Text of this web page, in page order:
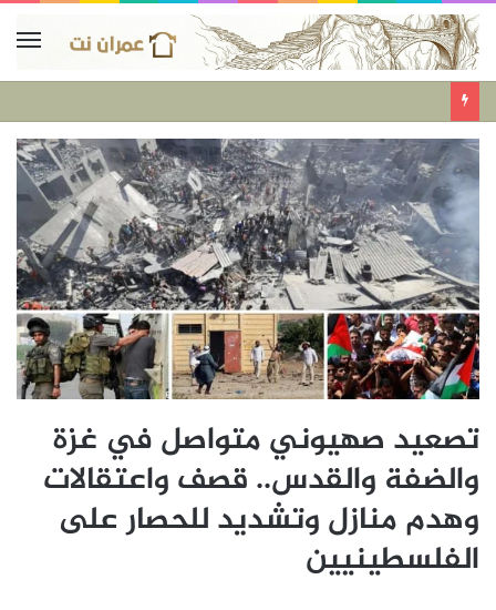
تصعيد صهيوني متواصل في غزة
والضفة والقدس.. قصف واعتقالات
وهدم منازل وتشديد للحصار على
الفلسطينيين